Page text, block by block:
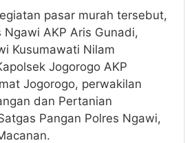
pasar murah tersebut,
Ngawi AKP Aris Gunadi,
Kusumawati Nilam
Jogorogo AKP
Jogorogo, perwakilan
dan Pertanian
Pangan Polres Ngawi,